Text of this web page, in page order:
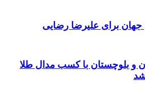
جهان برای علیرضا رضایی
و بلوچستان با کسب مدال طلا